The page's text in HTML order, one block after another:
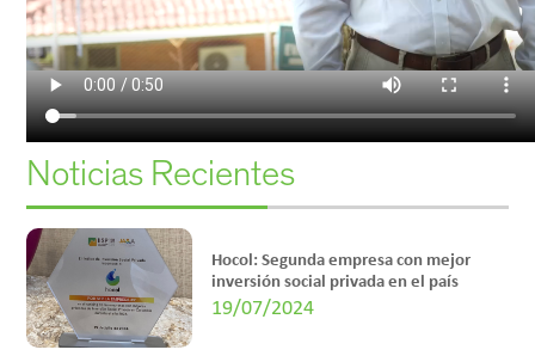
Noticias Recientes
Hocol: Segunda empresa con mejor
inversión social privada en el país
19/07/2024